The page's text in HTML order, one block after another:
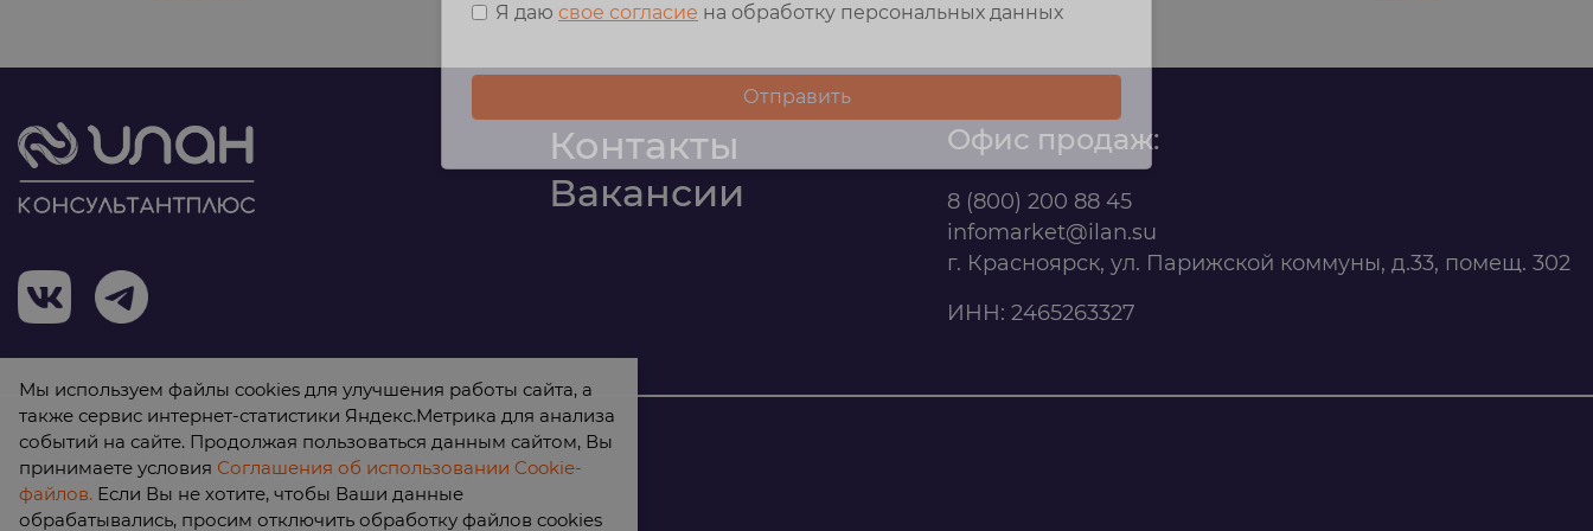
Контакты
Вакансии
Офис продаж:
8 (800) 200 88 45
infomarket@ilan.su
г. Красноярск, ул. Парижской коммуны, д.33, помещ. 302
ИНН: 2465263327
© 2026 ООО «КонсультантПлюс Илан»
Политика обработки персональных данных
Я даю свое согласие на обработку персональных данных
Мы используем файлы cookies для улучшения работы сайта, а
также сервис интернет-статистики Яндекс.Метрика для анализа
событий на сайте. Продолжая пользоваться данным сайтом, Вы
принимаете условия Соглашения об использовании Cookie-
файлов. Если Вы не хотите, чтобы Ваши данные
обрабатывались, просим отключить обработку файлов cookies